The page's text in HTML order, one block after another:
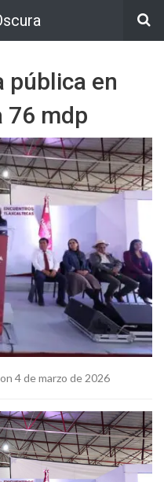
pública en
76 mdp
on 4 de marzo de 2026